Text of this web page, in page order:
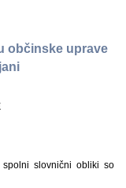
občinske uprave
slovnični obliki so